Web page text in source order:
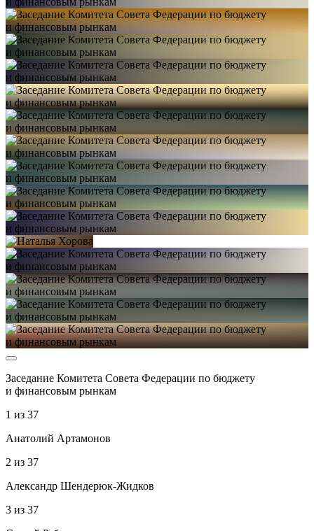
Заседание Комитета Совета Федерации по бюджету
и финансовым рынкам
1 из 37
Анатолий Артамонов
2 из 37
Александр Шендерюк-Жидков
3 из 37